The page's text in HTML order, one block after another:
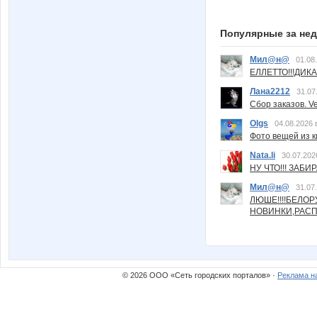
Популярные за
Мил@н@
Лана2212
Сбор заказов.
Olgs
04.08.2026
Фото вещей из
Nata.li
НУ ЧТО!!!
Мил@н@
© 2026 ООО «Сеть городских порталов» · Реклама